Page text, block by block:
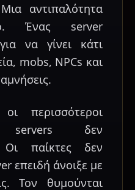
αντιπαλότητα
Ένας server
να γίνει κάτι
mobs, NPCs και
περισσότεροι
servers δεν
παίκτες δεν
επειδή άνοιξε με
Τον θυμούνται